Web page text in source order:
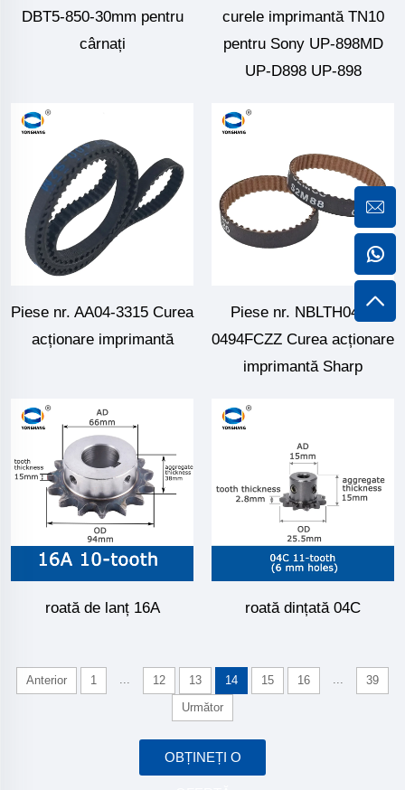
DBT5-850-30mm pentru
cârnați
curele imprimantă TN10
pentru Sony UP-898MD
UP-D898 UP-898
Piese nr. AA04-3315 Curea
acționare imprimantă
Piese nr. NBLTH0459
0494FCZZ Curea acționare
imprimantă Sharp
roată de lanț 16A roată dințată 04C
Anterior 1 ... 12 13 14 15 16 ...
39
Următor
OBȚINEȚI O